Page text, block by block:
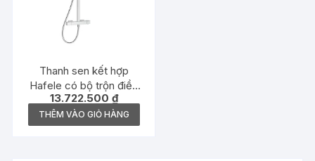
Thanh sen kết hợp
Hafele có bộ trộn điều
nhiệt Intensity –
495.60.102
13.722.500 ₫
THÊM VÀO GIỎ HÀNG